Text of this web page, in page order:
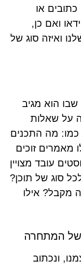
או
ואם כן,
ואיזה סוג של
הוא מגיב
על שאלות
מה התכנים
מאמרים זוכים
עובד מצויין
סוג של תוכן?
מקבל? אילו
ונכתוב